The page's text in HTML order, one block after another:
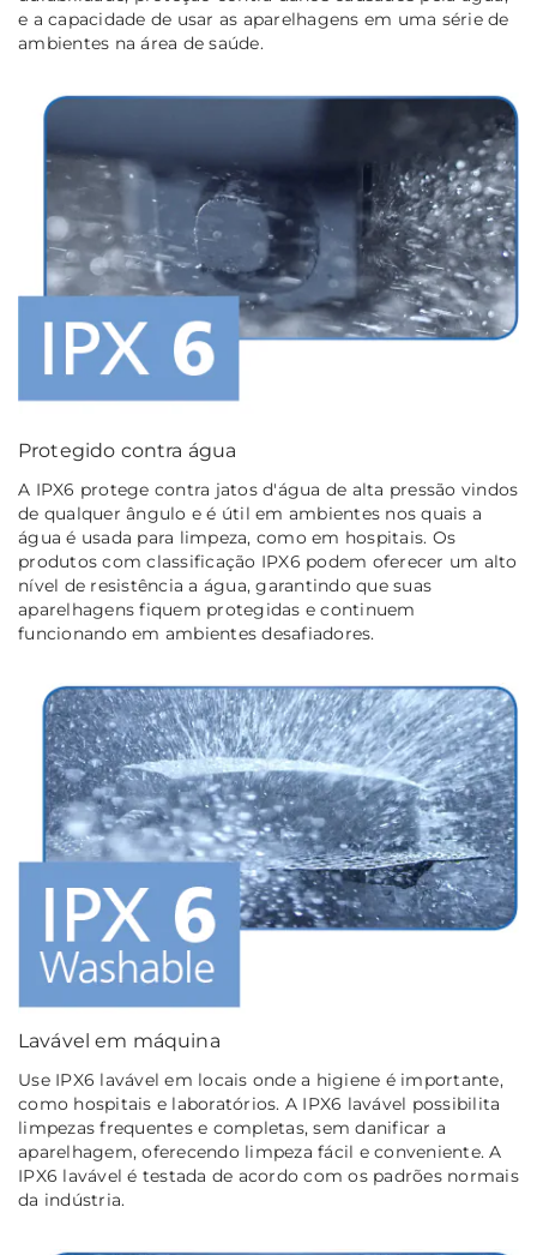
e a capacidade de usar as aparelhagens em uma série de
ambientes na área de saúde.
Protegido contra água
A IPX6 protege contra jatos d'água de alta pressão vindos
de qualquer ângulo e é útil em ambientes nos quais a
água é usada para limpeza, como em hospitais. Os
produtos com classificação IPX6 podem oferecer um alto
nível de resistência a água, garantindo que suas
aparelhagens fiquem protegidas e continuem
funcionando em ambientes desafiadores.
Lavável em máquina
Use IPX6 lavável em locais onde a higiene é importante,
como hospitais e laboratórios. A IPX6 lavável possibilita
limpezas frequentes e completas, sem danificar a
aparelhagem, oferecendo limpeza fácil e conveniente. A
IPX6 lavável é testada de acordo com os padrões normais
da indústria.